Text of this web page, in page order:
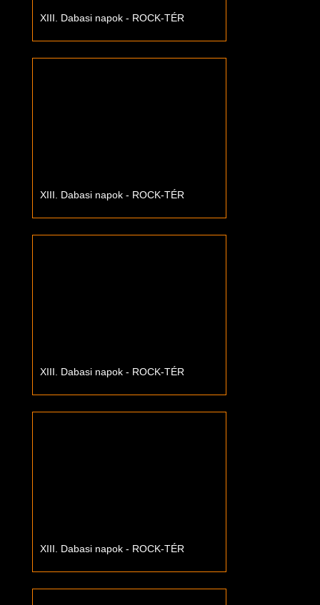
XIII. Dabasi napok - ROCK-TÉR
XIII. Dabasi napok - ROCK-TÉR
XIII. Dabasi napok - ROCK-TÉR
XIII. Dabasi napok - ROCK-TÉR